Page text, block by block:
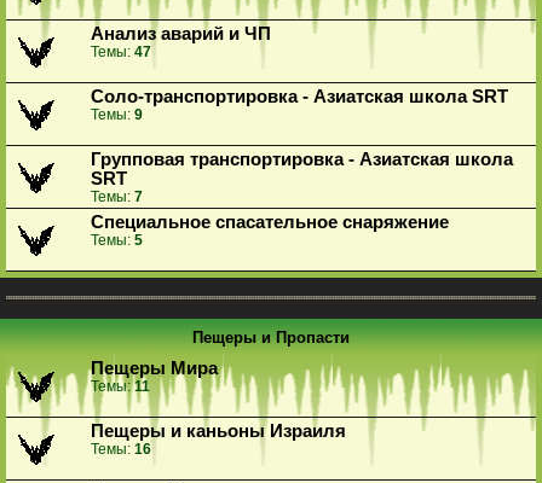
Анализ аварий и ЧП
Темы: 47
Соло-транспортировка - Азиатская школа SRT
Темы: 9
Групповая транспортировка - Азиатская школа
SRT
Темы: 7
Специальное спасательное снаряжение
Темы: 5
Пещеры и Пропасти
Пещеры Мира
Темы:11
Пещеры и каньоны Израиля
Темы: 16